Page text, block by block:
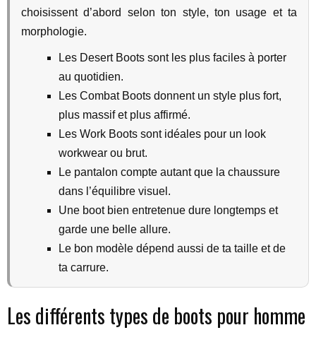
choisissent d’abord selon ton style, ton usage et ta
morphologie.
Les Desert Boots sont les plus faciles à porter
au quotidien.
Les Combat Boots donnent un style plus fort,
plus massif et plus affirmé.
Les Work Boots sont idéales pour un look
workwear ou brut.
Le pantalon compte autant que la chaussure
dans l’équilibre visuel.
Une boot bien entretenue dure longtemps et
garde une belle allure.
Le bon modèle dépend aussi de ta taille et de
ta carrure.
Les différents types de boots pour homme